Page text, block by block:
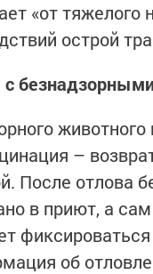
«от тяжелого
острой
с
–
После отлова
в приют, а
об